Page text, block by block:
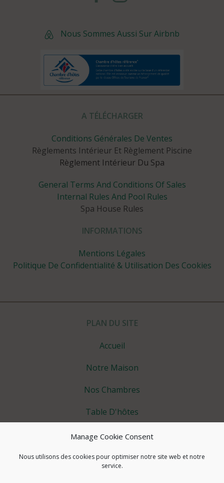
Manage Cookie Consent
Nous utilisons des cookies pour optimiser notre site web et notre
service.
Nous Sommes Aussi Sur Airbnb
A TÉLÉCHARGER
Conditions Générales De Ventes
Règlements Intérieur Et Règlement Piscine
Règlement Intérieur Du Spa
General Terms And Conditions Of Sales
Internal Rules And Pool Rules
Spa House Rules
INFORMATIONS
Mentions Légales
Politique De Confidentialité & Utilisation Des Cookies
PLAN DU SITE
Accueil
Notre Maison
Nos Chambres
Table D'hôtes
Vous Détendre
Les Petits +